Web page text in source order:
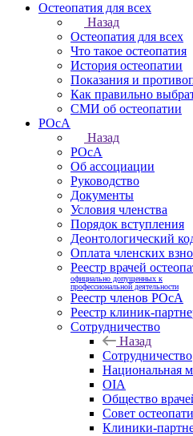
Остеопатия для всех
Назад
Остеопатия для всех
Что такое остеопатия
История остеопатии
Показания и
Как правильно
СМИ об остеопатии
РОсА
Назад
РОсА
Об ассоциации
Руководство
Документы
Условия членства
Порядок вступления
Деонтологический
Оплата членских
Реестр врачей
официально допущенных к
профессиональной деятельности
Реестр членов РОсА
Реестр клиник-
Сотрудничество
Назад
Сотрудничество
Национальная
OIA
Общество
Совет
Клиники-